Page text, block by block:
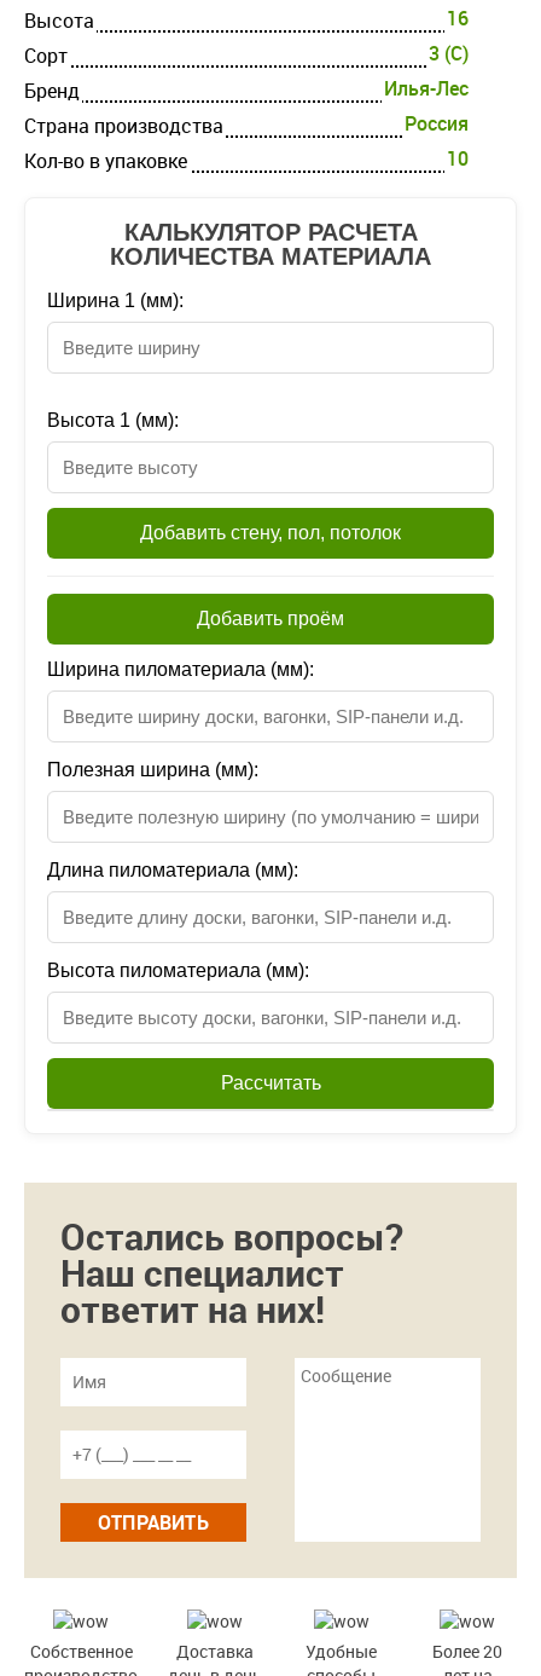
Высота
16
Cорт
3 (C)
Бренд
Илья-Лес
Страна производства
Россия
Кол-во в упаковке
10
КАЛЬКУЛЯТОР РАСЧЕТА
КОЛИЧЕСТВА МАТЕРИАЛА
Ширина 1 (мм):
Высота 1 (мм):
Добавить стену, пол, потолок
Добавить проём
Ширина пиломатериала (мм):
Полезная ширина (мм):
Длина пиломатериала (мм):
Высота пиломатериала (мм):
Рассчитать
Остались вопросы?
Наш специалист
ответит на них!
ОТПРАВИТЬ
Собственное
Доставка
Удобные
Более 20